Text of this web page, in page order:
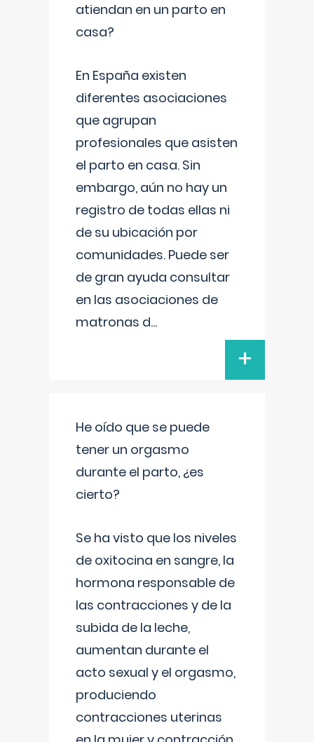
atiendan en un parto en
casa?
En España existen
diferentes asociaciones
que agrupan
profesionales que asisten
el parto en casa. Sin
embargo, aún no hay un
registro de todas ellas ni
de su ubicación por
comunidades. Puede ser
de gran ayuda consultar
en las asociaciones de
matronas d...
+
He oído que se puede
tener un orgasmo
durante el parto, ¿es
cierto?
Se ha visto que los niveles
de oxitocina en sangre, la
hormona responsable de
las contracciones y de la
subida de la leche,
aumentan durante el
acto sexual y el orgasmo,
produciendo
contracciones uterinas